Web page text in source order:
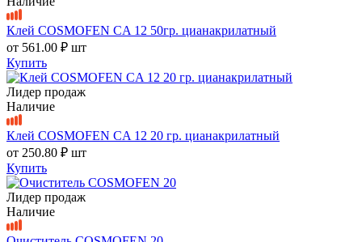
Клей COSMOFEN CA 12 50гр. цианакрилатный
от 561.00 ₽ шт
Купить
Лидер продаж
Наличие
Клей COSMOFEN CA 12 20 гр. цианакрилатный
от 250.80 ₽ шт
Купить
Лидер продаж
Наличие